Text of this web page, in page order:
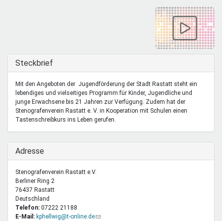
Mentoren & Projekte
Schule & Beruf
Demokratie & Beteiligung
Ausblenden
Steckbrief
Mit den Angeboten der Jugendförderung der Stadt Rastatt steht ein
lebendiges und vielseitiges Programm für Kinder, Jugendliche und
junge Erwachsene bis 21 Jahren zur Verfügung. Zudem hat der
Stenografenverein Rastatt e. V. in Kooperation mit Schulen einen
Tastenschreibkurs ins Leben gerufen.
Ausblenden
Adresse
Stenografenverein Rastatt e.V.
Berliner Ring 2
76437 Rastatt
Deutschland
Telefon: 07222 21188
E-Mail: kphellwig@t-online.de(Link